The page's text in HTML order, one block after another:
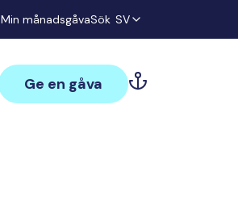
Min månadsgåvaSök SV
Ge en gåva